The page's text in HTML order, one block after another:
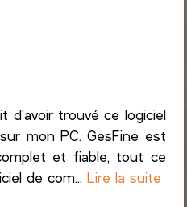
d'avoir trouvé ce logiciel
mon PC. GesFine est
et fiable, tout ce
de com...Lire la suite